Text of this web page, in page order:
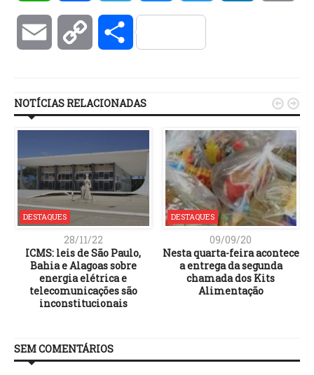
Email Copy Compartilhar
NOTÍCIAS RELACIONADAS
DESTAQUES
28/11/22
ICMS: leis de São Paulo,
Bahia e Alagoas sobre
energia elétrica e
telecomunicações são
inconstitucionais
DESTAQUES
09/09/20
Nesta quarta-feira acontece
a entrega da segunda
chamada dos Kits
Alimentação
 
SEM COMENTÁRIOS